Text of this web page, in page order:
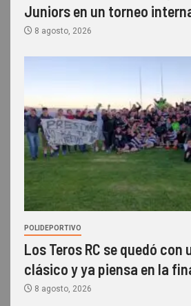
Juniors en un torneo
8 agosto, 2026
POLIDEPORTIVO
Los Teros RC se quedó con
clásico y ya piensa en la
8 agosto, 2026